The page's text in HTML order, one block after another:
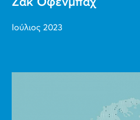
Ζακ Όφενμπαχ
Ιούλιος 2023